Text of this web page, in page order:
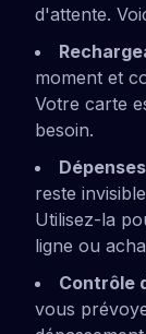
d'attente.
moment et
Votre carte
besoin.
reste
Utilisez-la
ligne ou
Contrôle
vous